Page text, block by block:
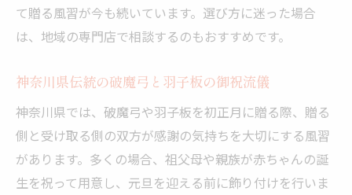
て贈る風習が今も続いています。選び方に迷った場合
は、地域の専門店で相談するのもおすすめです。
神奈川県伝統の破魔弓と羽子板の御祝流儀
神奈川県では、破魔弓や羽子板を初正月に贈る際、贈る
側と受け取る側の双方が感謝の気持ちを大切にする風習
があります。多くの場合、祖父母や親族が赤ちゃんの誕
生を祝って用意し、元旦を迎える前に飾り付けを行いま